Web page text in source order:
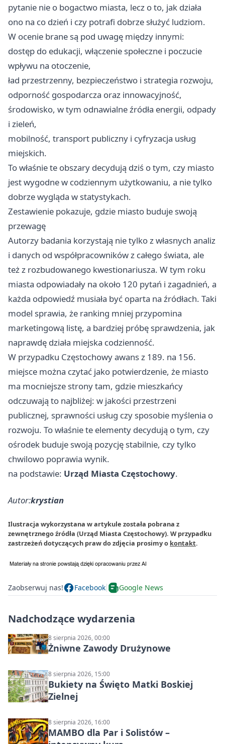
pytanie nie o bogactwo miasta, lecz o to, jak działa
ono na co dzień i czy potrafi dobrze służyć ludziom.
W ocenie brane są pod uwagę między innymi:
dostęp do edukacji, włączenie społeczne i poczucie
wpływu na otoczenie,
ład przestrzenny, bezpieczeństwo i strategia rozwoju,
odporność gospodarcza oraz innowacyjność,
środowisko, w tym odnawialne źródła energii, odpady
i zieleń,
mobilność, transport publiczny i cyfryzacja usług
miejskich.
To właśnie te obszary decydują dziś o tym, czy miasto
jest wygodne w codziennym użytkowaniu, a nie tylko
dobrze wygląda w statystykach.
Zestawienie pokazuje, gdzie miasto buduje swoją
przewagę
Autorzy badania korzystają nie tylko z własnych analiz
i danych od współpracowników z całego świata, ale
też z rozbudowanego kwestionariusza. W tym roku
miasta odpowiadały na około 120 pytań i zagadnień, a
każda odpowiedź musiała być oparta na źródłach. Taki
model sprawia, że ranking mniej przypomina
marketingową listę, a bardziej próbę sprawdzenia, jak
naprawdę działa miejska codzienność.
W przypadku Częstochowy awans z 189. na 156.
miejsce można czytać jako potwierdzenie, że miasto
ma mocniejsze strony tam, gdzie mieszkańcy
odczuwają to najbliżej: w jakości przestrzeni
publicznej, sprawności usług czy sposobie myślenia o
rozwoju. To właśnie te elementy decydują o tym, czy
ośrodek buduje swoją pozycję stabilnie, czy tylko
chwilowo poprawia wynik.
na podstawie: Urząd Miasta Częstochowy.
Autor:krystian
Ilustracja wykorzystana w artykule została pobrana z
zewnętrznego źródła (Urząd Miasta Częstochowy). W przypadku
zastrzeżeń dotyczących praw do zdjęcia prosimy o kontakt.
Zaobserwuj nas! Facebook Google News
Nadchodzące wydarzenia
8 sierpnia 2026, 00:00
Żniwne Zawody Drużynowe
8 sierpnia 2026, 15:00
Bukiety na Święto Matki Boskiej
Zielnej
8 sierpnia 2026, 16:00
MAMBO dla Par i Solistów –